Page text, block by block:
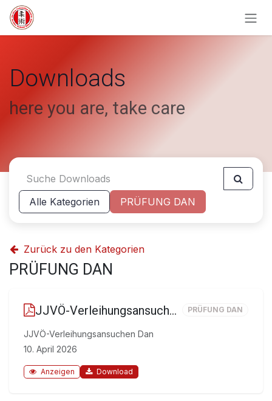
Zum Inhalt springen
Downloads
here you are, take care
Alle Kategorien PRÜFUNG DAN
Zurück zu den Kategorien
PRÜFUNG DAN
JJVÖ-Verleihungsansuchen Dan PRÜFUNG DAN
JJVÖ-Verleihungsansuchen Dan
10. April 2026
Anzeigen Download